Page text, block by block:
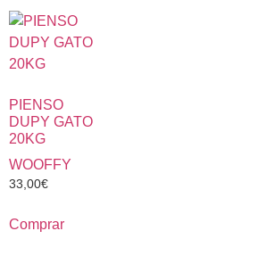
PIENSO
DUPY GATO
20KG
WOOFFY
33,00€
Comprar